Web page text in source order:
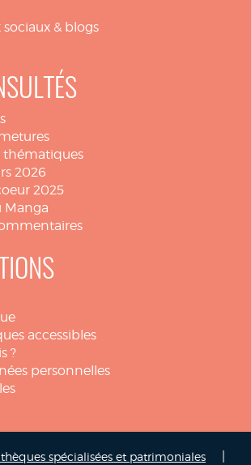
sociaux & blogs
thématiques
2026
2025
Manga
accessibles
?
personnelles
spécialisées et patrimoniales